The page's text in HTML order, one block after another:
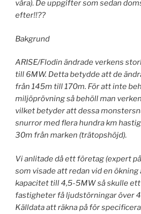
våra). De uppgifter som sedan
efter!!??
Bakgrund
ARISE/Flodin ändrade verkens
till 6MW. Detta betydde att de
från 145m till 170m. För att inte
miljöprövning så behöll man
vilket betyder att dessa
snurror med flera hundra km
30m från marken (trätopshöjd).
Vi anlitade då ett företag (expert
som visade att redan vid en ökning
kapacitet till 4,5-5MW så skulle
fastigheter få ljudstörningar över
Källdata att räkna på för